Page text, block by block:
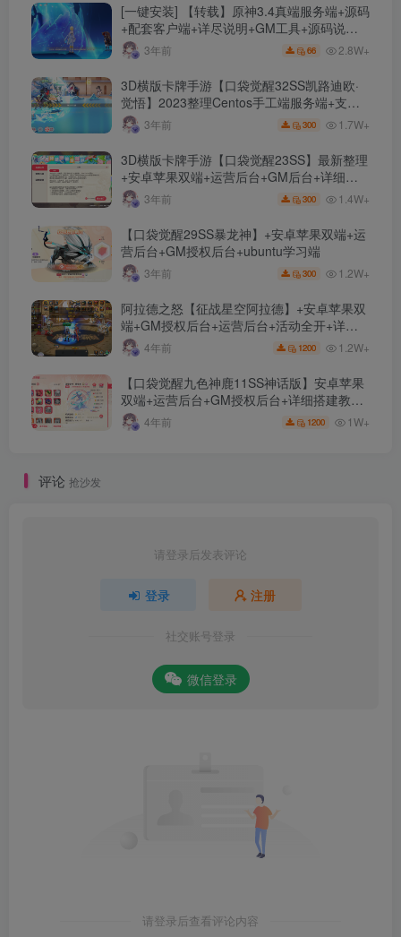
[一键安装] 【转载】原神3.4真端服务端+源码
+配套客户端+详尽说明+GM工具+源码说明
文件3年前 66 2.8W+
3D横版卡牌手游【口袋觉醒32SS凯路迪欧·
觉悟】2023整理Centos手工端服务端+支付
对接+安卓苹果双端+运营后台+GM授权后台
+代理后台
3年前 300 1.7W+
3D横版卡牌手游【口袋觉醒23SS】最新整理
+安卓苹果双端+运营后台+GM后台+详细搭
建教程3年前 300 1.4W+
【口袋觉醒29SS暴龙神】+安卓苹果双端+运
营后台+GM授权后台+ubuntu学习端
3年前 300 1.2W+
阿拉德之怒【征战星空阿拉德】+安卓苹果双
端+GM授权后台+运营后台+活动全开+详细
教程 4年前 1200 1.2W+
【口袋觉醒九色神鹿11SS神话版】安卓苹果
双端+运营后台+GM授权后台+详细搭建教
程。 4年前 1200 1W+
评论 抢沙发
请登录后发表评论
登录 注册
社交账号登录
微信登录
请登录后查看评论内容